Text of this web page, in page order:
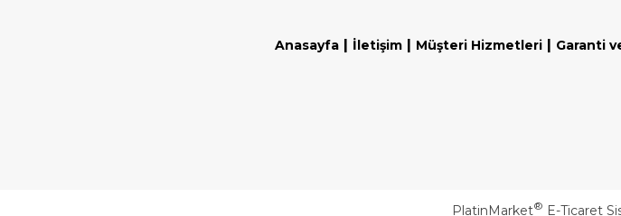
Anasayfa| İletişim| Müşteri Hizmetleri| Garanti
PlatinMarket® E-Ticaret